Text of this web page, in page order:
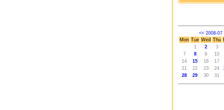
<< 2008-07
Mon Tue Wed Thu
1
2 3
7
8 9 10
14
15 16 17
21
22 23 24
28
29 30 31